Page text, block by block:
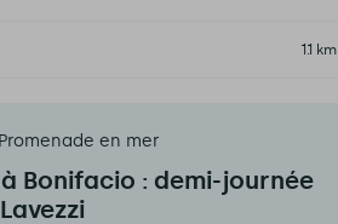
1.1 km
Promenade en mer
Bonifacio : demi-journée